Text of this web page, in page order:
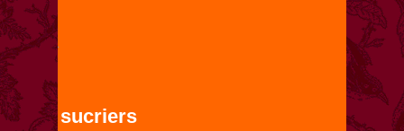
sucriers